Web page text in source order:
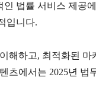
법률 서비스 제공
입니다.
해하고, 최적화된 마
츠에서는 2025년 법